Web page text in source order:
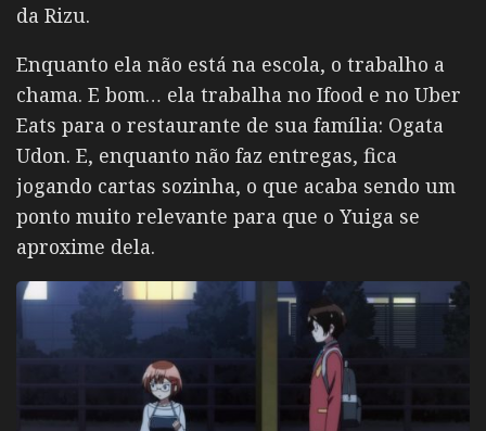
da Rizu.
Enquanto ela não está na escola, o trabalho a
chama. E bom… ela trabalha no Ifood e no Uber
Eats para o restaurante de sua família: Ogata
Udon. E, enquanto não faz entregas, fica
jogando cartas sozinha, o que acaba sendo um
ponto muito relevante para que o Yuiga se
aproxime dela.